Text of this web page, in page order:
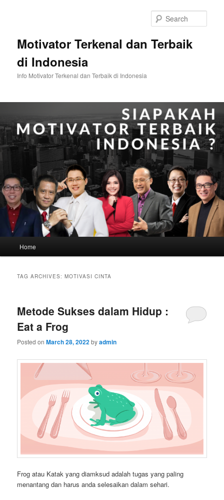
Motivator Terkenal dan Terbaik
di Indonesia
Info Motivator Terkenal dan Terbaik di Indonesia
Home
TAG ARCHIVES:MOTIVASI CINTA
Metode Sukses dalam Hidup :
Eat a Frog
Posted onMarch 28, 2022byadmin
Frog atau Katak yang diamksud adalah tugas yang paling
menantang dan harus anda selesaikan dalam sehari.